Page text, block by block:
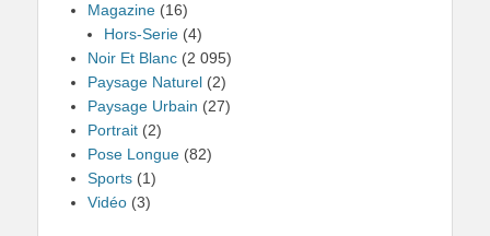
Magazine (16)
Hors-Serie (4)
Noir Et Blanc (2 095)
Paysage Naturel (2)
Paysage Urbain (27)
Portrait (2)
Pose Longue (82)
Sports (1)
Vidéo (3)